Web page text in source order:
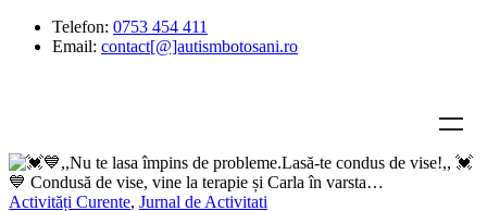
Telefon: 0753 454 411
Email: contact[@]autismbotosani.ro
Activități Curente, Jurnal de Activitati